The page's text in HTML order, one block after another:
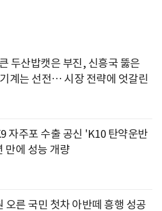
두산밥캣은 부진, 신흥국 뚫은
계는 선전… 시장 전략에 엇갈린
자주포 수출 공신 'K10 탄약운반
만에 성능 개량
오른 국민 첫차 아반떼 흥행 성공